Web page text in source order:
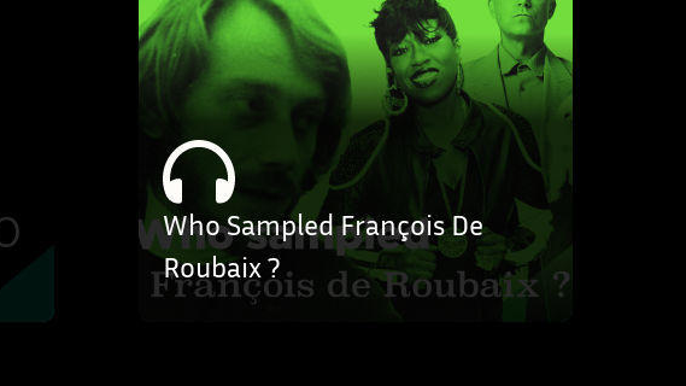
Who Sampled François De
Roubaix ?